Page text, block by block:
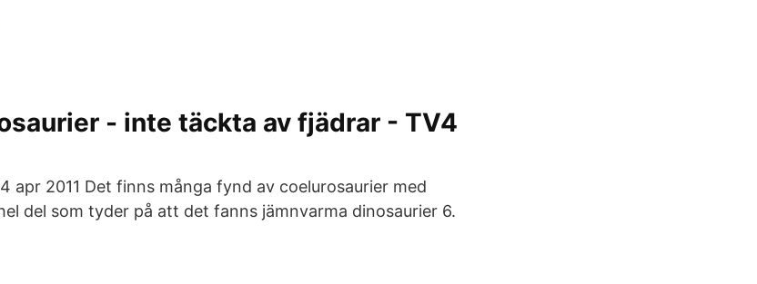
- inte täckta av fjädrar - TV4
apr 2011 Det finns många fynd av coelurosaurier med
del som tyder på att det fanns jämnvarma dinosaurier 6.